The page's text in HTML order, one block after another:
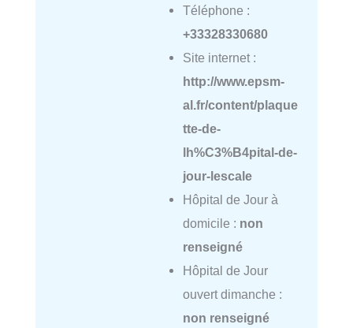
Téléphone :
+33328330680
Site internet :
http://www.epsm-
al.fr/content/plaque
tte-de-
lh%C3%B4pital-de-
jour-lescale
Hôpital de Jour à
domicile : non
renseigné
Hôpital de Jour
ouvert dimanche :
non renseigné